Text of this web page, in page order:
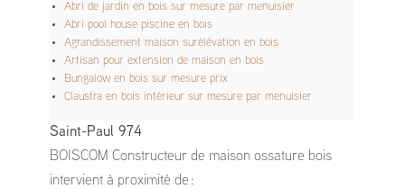
Abri de jardin en bois sur mesure par menuisier
Abri pool house piscine en bois
Agrandissement maison surélévation en bois
Artisan pour extension de maison en bois
Bungalow en bois sur mesure prix
Claustra en bois intérieur sur mesure par menuisier
Saint-Paul 974
BOISCOM Constructeur de maison ossature bois
intervient à proximité de :